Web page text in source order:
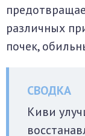
различных
почек,
Киви